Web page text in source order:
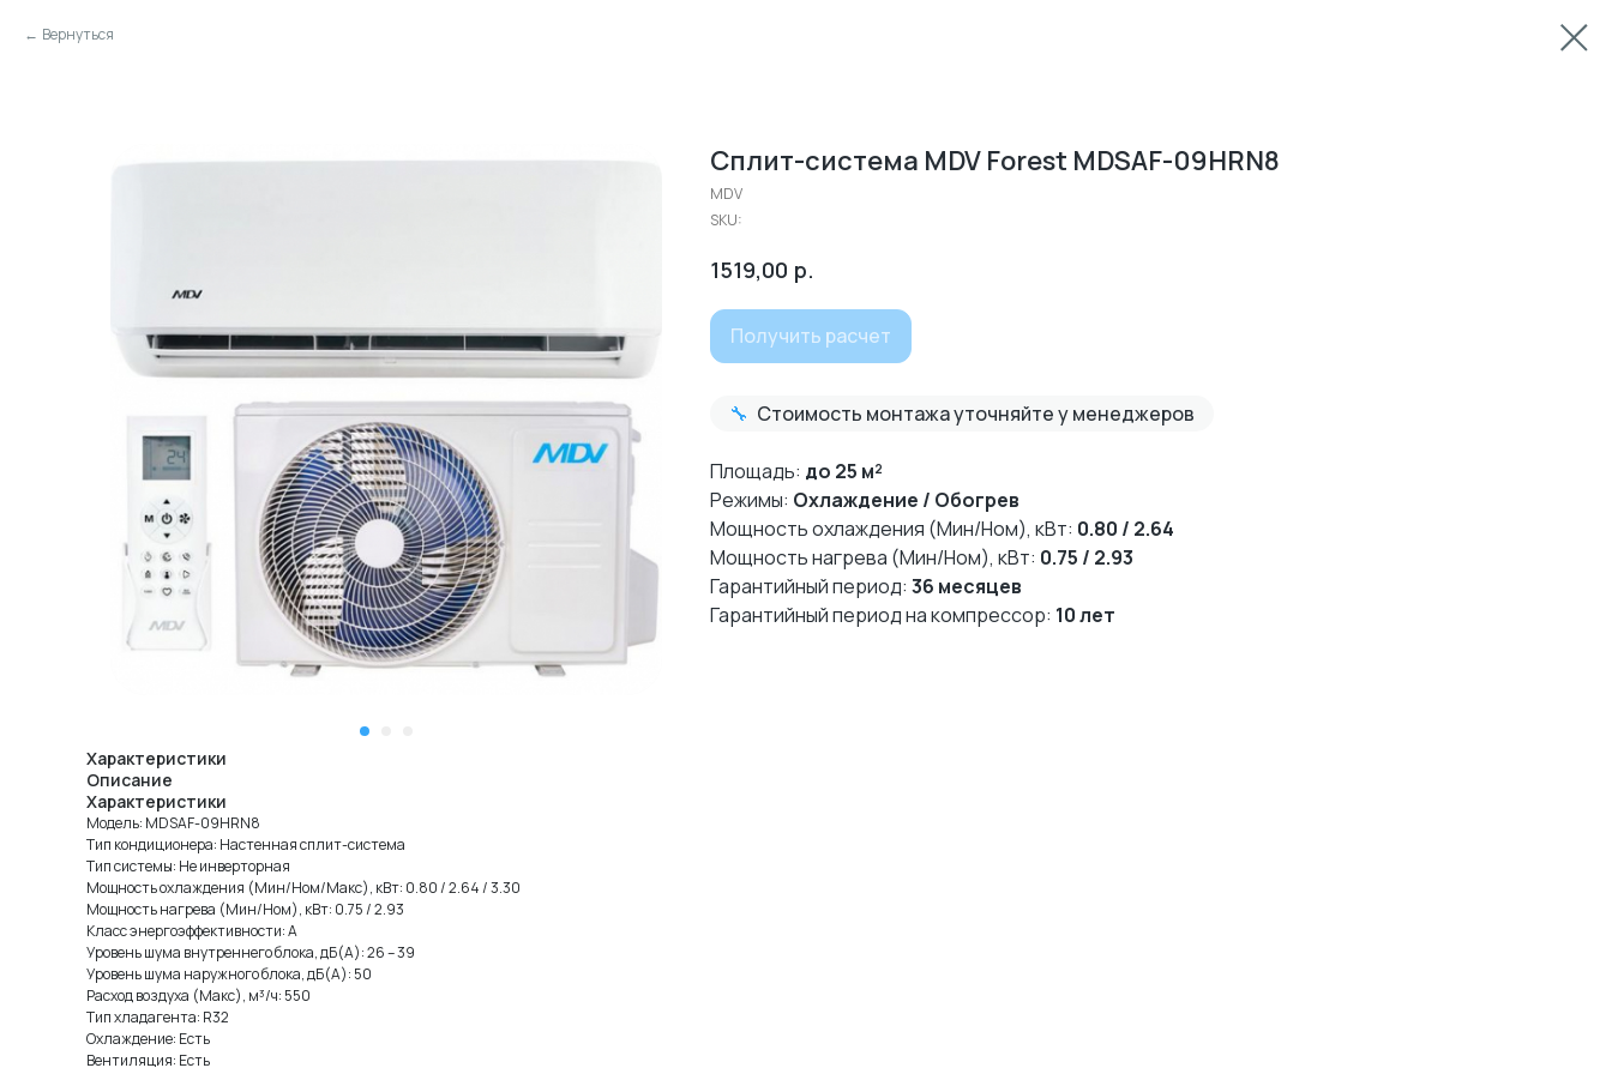
Вернуться
Сплит-система MDV Forest MDSAF-09HRN8
MDV
SKU:
1519,00 р.
Получить расчет
🔧 Стоимость монтажа уточняйте у менеджеров
Площадь: до 25 м²
Режимы: Охлаждение / Обогрев
Мощность охлаждения (Мин/Ном), кВт: 0.80 / 2.64
Мощность нагрева (Мин/Ном), кВт: 0.75 / 2.93
Гарантийный период: 36 месяцев
Гарантийный период на компрессор: 10 лет
Характеристики
Описание
Характеристики
Модель: MDSAF-09HRN8
Тип кондиционера: Настенная cплит-система
Тип системы: Не инверторная
Мощность охлаждения (Мин/Ном/Макс), кВт: 0.80 / 2.64 / 3.30
Мощность нагрева (Мин/Ном), кВт: 0.75 / 2.93
Класс энергоэффективности: A
Уровень шума внутреннего блока, дБ(А): 26 – 39
Уровень шума наружного блока, дБ(А): 50
Расход воздуха (Макс), м³/ч: 550
Тип хладагента: R32
Охлаждение: Есть
Вентиляция: Есть